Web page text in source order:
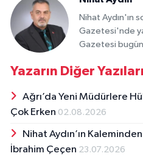
Nihat Aydın'ın
Gazetesi'nde
Gazetesi
Yazarın Diğer Yazıları
Ağrı’da Yeni Müdürlere
Çok Erken 02.08.2026
Nihat Aydın’ın
İbrahim Çeçen 23.07.2026